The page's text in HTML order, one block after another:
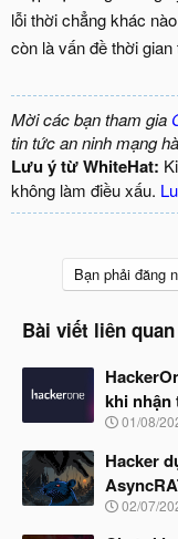
lỗi thời chẳng khác
còn là vấn đề thời
Mời các bạn tham gia
tin tức an ninh mạng
Lưu ý từ WhiteHat:
không làm điều xấu.
Bạn phải đăng
Bài viết liên quan
khi nhận
N
à
y
b
ắ
01/08/
Hacker
N
02/07/